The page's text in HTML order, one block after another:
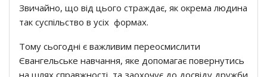
Звичайно, що від цього страждає, як окрема людина
так суспільство в усіх формах.
Тому сьогодні є важливим переосмислити
Євангельське навчання, яке допомагає повернутись
на шлях справжності, та заохочує до досвіду дружби